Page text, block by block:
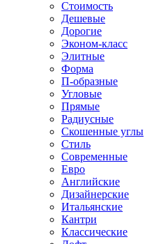
Стоимость
Дешевые
Дорогие
Эконом-класс
Элитные
Форма
П-образные
Угловые
Прямые
Радиусные
Скошенные углы
Стиль
Современные
Евро
Английские
Дизайнерские
Итальянские
Кантри
Классические